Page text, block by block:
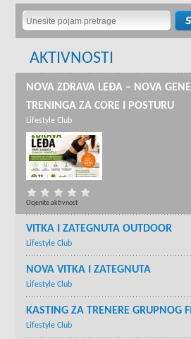
AKTIVNOSTI
NOVA ZDRAVA LEĐA – NOVA
TRENINGA ZA CORE I POSTURU
Lifestyle Club
Ocjenite aktivnost
VITKA I ZATEGNUTA OUTDOOR
Lifestyle Club
NOVA VITKA I ZATEGNUTA
Lifestyle Club
KASTING ZA TRENERE GRUPNOG
Lifestyle Club